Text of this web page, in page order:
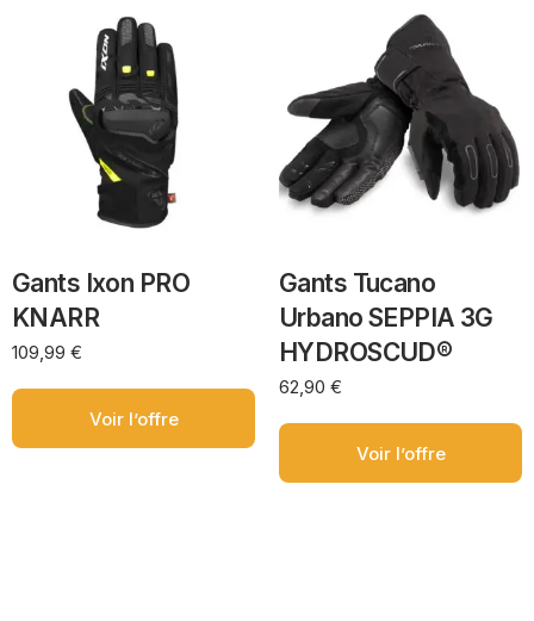
Gants Ixon PRO
KNARR
109,99 €
Voir l’offre
Gants Tucano
Urbano SEPPIA 3G
HYDROSCUD®
62,90 €
Voir l’offre